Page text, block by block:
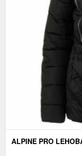
ALPINE PRO